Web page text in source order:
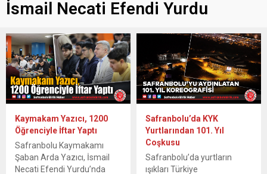
İsmail Necati Efendi Yurdu
Kaymakam Yazıcı, 1200
Öğrenciyle İftar Yaptı
Safranbolu Kaymakamı
Şaban Arda Yazıcı, İsmail
Necati Efendi Yurdu’nda
Safranbolu’da KYK
Yurtlarından 101. Yıl
Coşkusu
Safranbolu’da yurtların
ışıkları Türkiye